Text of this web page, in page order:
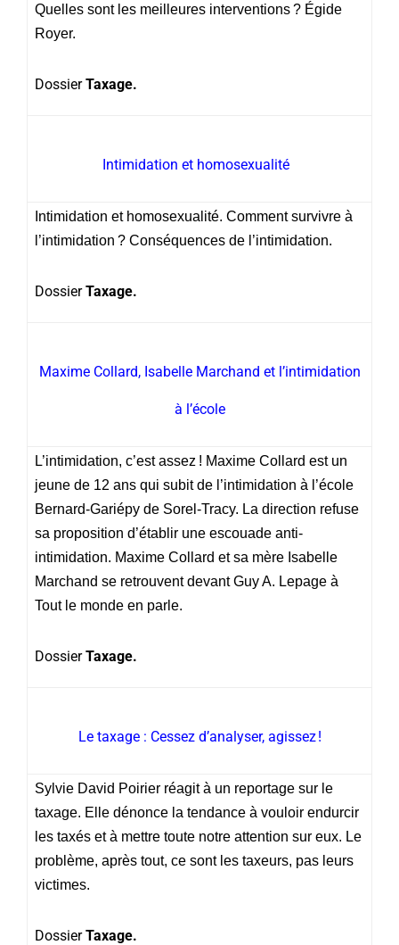
Quelles sont les meilleures interventions ? Égide
Royer.
DossierTaxage.
Intimidation et homosexualité
Intimidation et homosexualité. Comment survivre à
l’intimidation ? Conséquences de l’intimidation.
DossierTaxage.
Maxime Collard, Isabelle Marchand et l’intimidation
à l’école
L’intimidation, c’est assez ! Maxime Collard est un
jeune de 12 ans qui subit de l’intimidation à l’école
Bernard-Gariépy de Sorel-Tracy. La direction refuse
sa proposition d’établir une escouade anti-
intimidation. Maxime Collard et sa mère Isabelle
Marchand se retrouvent devant Guy A. Lepage à
Tout le monde en parle.
DossierTaxage.
Le taxage : Cessez d’analyser, agissez !
Sylvie David Poirier réagit à un reportage sur le
taxage. Elle dénonce la tendance à vouloir endurcir
les taxés et à mettre toute notre attention sur eux. Le
problème, après tout, ce sont les taxeurs, pas leurs
victimes.
DossierTaxage.